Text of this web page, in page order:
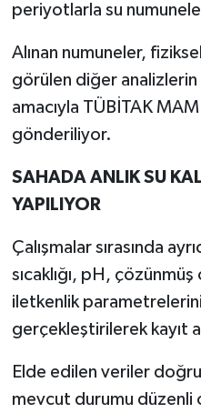
periyotlarla su
Alınan numuneler,
görülen diğer
amacıyla TÜBİTAK
gönderiliyor.
SAHADA ANLIK SU
YAPILIYOR
Çalışmalar sırasında
sıcaklığı, pH,
iletkenlik
gerçekleştirilerek kayıt
Elde edilen veriler
mevcut durumu düzenli